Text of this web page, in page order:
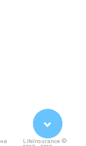
на
LifeInsurance ©